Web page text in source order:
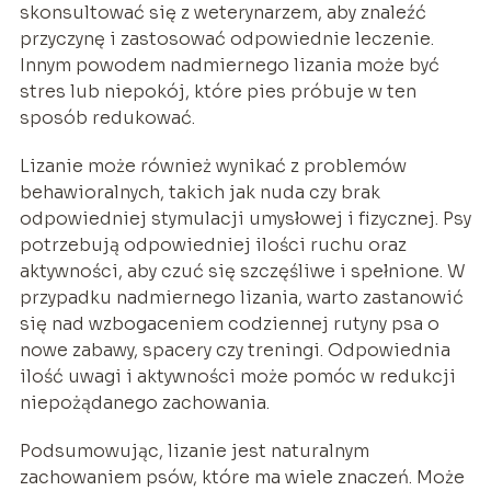
skonsultować się z weterynarzem, aby znaleźć
przyczynę i zastosować odpowiednie leczenie.
Innym powodem nadmiernego lizania może być
stres lub niepokój, które pies próbuje w ten
sposób redukować.
Lizanie może również wynikać z problemów
behawioralnych, takich jak nuda czy brak
odpowiedniej stymulacji umysłowej i fizycznej. Psy
potrzebują odpowiedniej ilości ruchu oraz
aktywności, aby czuć się szczęśliwe i spełnione. W
przypadku nadmiernego lizania, warto zastanowić
się nad wzbogaceniem codziennej rutyny psa o
nowe zabawy, spacery czy treningi. Odpowiednia
ilość uwagi i aktywności może pomóc w redukcji
niepożądanego zachowania.
Podsumowując, lizanie jest naturalnym
zachowaniem psów, które ma wiele znaczeń. Może